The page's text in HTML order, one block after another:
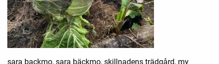
sara backmo, sara bäckmo, skillnadens trädgård, my